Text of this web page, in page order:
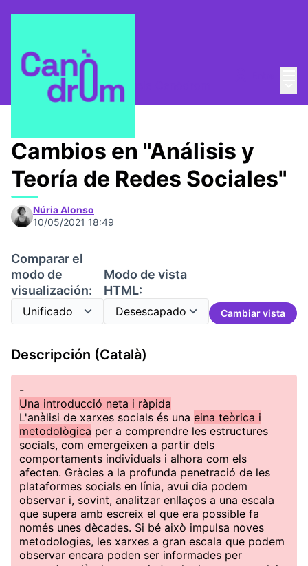
¿Quienes somos? / Escuela Canòdrom
Cambios en "Análisis y
Teoría de Redes Sociales"
Núria Alonso
10/05/2021 18:49
Comparar el
modo de
visualización:
Modo de vista
HTML:
Cambiar vista
Descripción (Català)
-
Una introducció neta i ràpida
L'anàlisi de xarxes socials és una eina teòrica i
metodològica per a comprendre les estructures
socials, com emergeixen a partir dels
comportaments individuals i alhora com els
afecten. Gràcies a la profunda penetració de les
plataformes socials en línia, avui dia podem
observar i, sovint, analitzar enllaços a una escala
que supera amb escreix el que era possible fa
només unes dècades. Si bé això impulsa noves
metodologies, les xarxes a gran escala que podem
observar encara poden ser informades per